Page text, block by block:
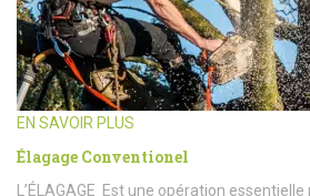
EN SAVOIR PLUS
Élagage Conventionel
L’ÉLAGAGE Est une opération